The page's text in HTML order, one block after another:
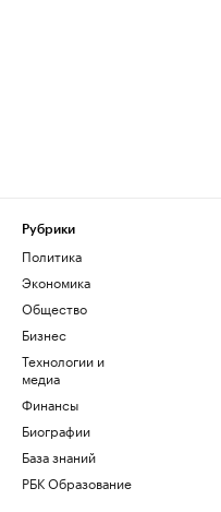
Рубрики
Политика
Экономика
Общество
Бизнес
Технологии и
медиа
Финансы
Биографии
База знаний
РБК Образование